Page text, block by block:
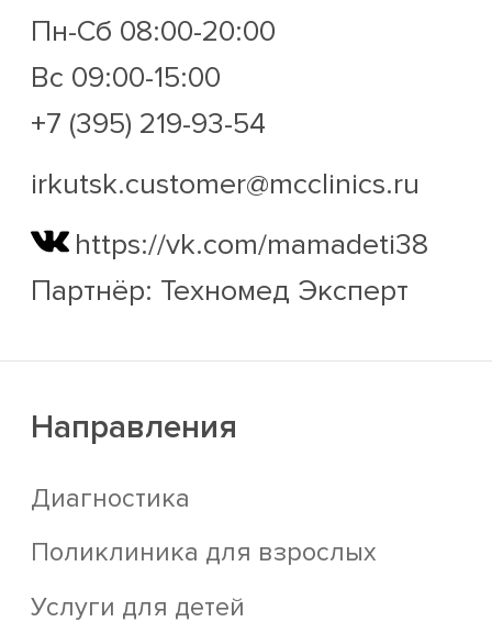
Направления
Диагностика
Поликлиника для взрослых
Услуги для детей
Пн-Сб 08:00-20:00
Вс 09:00-15:00
+7 (395) 219-93-54
irkutsk.customer@mcclinics.ru
https://vk.com/mamadeti38
Партнёр: Техномед Эксперт